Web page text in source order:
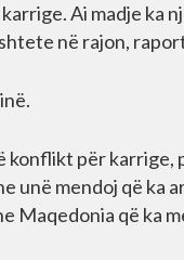
Ai madje ka
në rajon,
konflikt për
unë mendoj që ka
Maqedonia që ka